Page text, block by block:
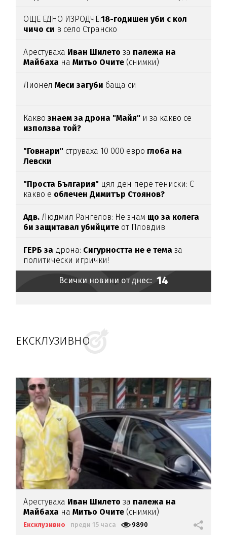
ОЩЕ ЕДНО ИЗРОДЧЕ:18-годишен уби с кол
чичо си в село Странско
Арестуваха Иван Шилетоза палежа на
Майбаха наМитьо Очите (снимки)
Лионел Меси загуби баща си
Каквознаем за дрона "Майя" и за какво се
използва той?
"Говнари" струваха 10 000 евро глоба на
Левски
"Проста България" цял ден пере тениски: С
какво е облечен Димитър Стоянов?
Адв. Людмил Рангелов: Не знам що за колега
би защитавал убийците от Пловдив
ГЕРБ за дрона: Сигурността не е темаза
политически игрички!
Всички новини от днес: 14
ЕКСКЛУЗИВНО
Арестуваха Иван Шилетоза палежа на
Майбаха наМитьо Очите (снимки)
Ексклузивно преди 15 часа 9890